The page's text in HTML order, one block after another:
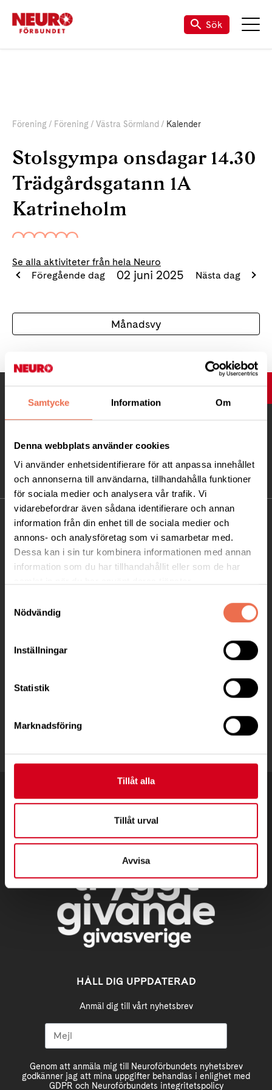
Samtycke Information Om
Denna webbplats använder cookies
Vi använder enhetsidentifierare för att anpassa innehållet
och annonserna till användarna, tillhandahålla funktioner
för sociala medier och analysera vår trafik. Vi
vidarebefordrar även sådana identifierare och annan
information från din enhet till de sociala medier och
annons- och analysföretag som vi samarbetar med.
Dessa kan i sin tur kombinera informationen med annan
information som du har tillhandahållit eller som de har
Nödvändig
Inställningar
Statistik
Marknadsföring
Tillåt alla
Tillåt urval
Avvisa
Sök
Förening Förening Västra Sörmland Kalender
Stolsgympa onsdagar 14.30
Trädgårdsgatann 1A
Katrineholm
Se alla aktiviteter från hela Neuro
Föregående dag
02 juni 2025 Nästa dag
Månadsvy
UPP
KONTAKT
Besöksadress:
Trädgårdsgatan 1A, 641 33 KATRINEHOLM
Telefon:072-8702406
Postadress:
64133 Katrineholm
bankgiro: 5368-2415
HÅLL DIG UPPDATERAD
Anmäl dig till vårt nyhetsbrev
Genom att anmäla mig till Neuroförbundets nyhetsbrev
godkänner jag att mina uppgifter behandlas i enlighet med
GDPR och Neuroförbundets integritetspolicy